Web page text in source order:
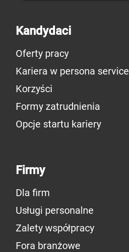
Kandydaci
Oferty pracy
Kariera w persona service
Korzyści
Formy zatrudnienia
Opcje startu kariery
Firmy
Dla firm
Usługi personalne
Zalety współpracy
Fora branżowe